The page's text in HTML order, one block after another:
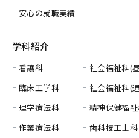
安心の就職実績
学科紹介
看護科
臨床工学科
理学療法科
作業療法科
社会福祉科(
社会福祉科(
精神保健福
歯科技工士科